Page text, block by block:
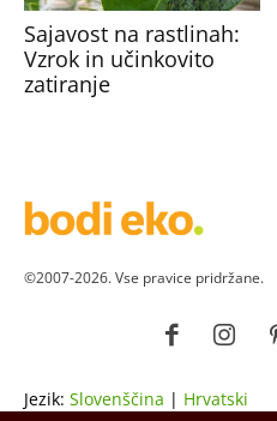
Sajavost na rastlinah:
Vzrok in učinkovito
zatiranje
©2007-2026. Vse pravice pridržane.
Jezik: Slovenščina | Hrvatski